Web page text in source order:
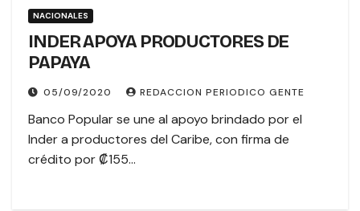
NACIONALES
INDER APOYA PRODUCTORES DE
PAPAYA
05/09/2020 REDACCION PERIODICO GENTE
Banco Popular se une al apoyo brindado por el
Inder a productores del Caribe, con firma de
crédito por ₡155…